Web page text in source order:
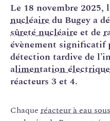
Le 18 novembre 2025,
nucléairedu Bugey a
sûreté nucléaire et de
évènement significatif
détection tardive de
alimentation
réacteurs 3 et 4.
Chaque réacteur à eau